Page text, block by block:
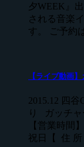
夕WEEK』
される音楽
す。 ご予約
【ライブ動画
2015.12 四
り ガッチ
【営業時間
祝日【 住 所